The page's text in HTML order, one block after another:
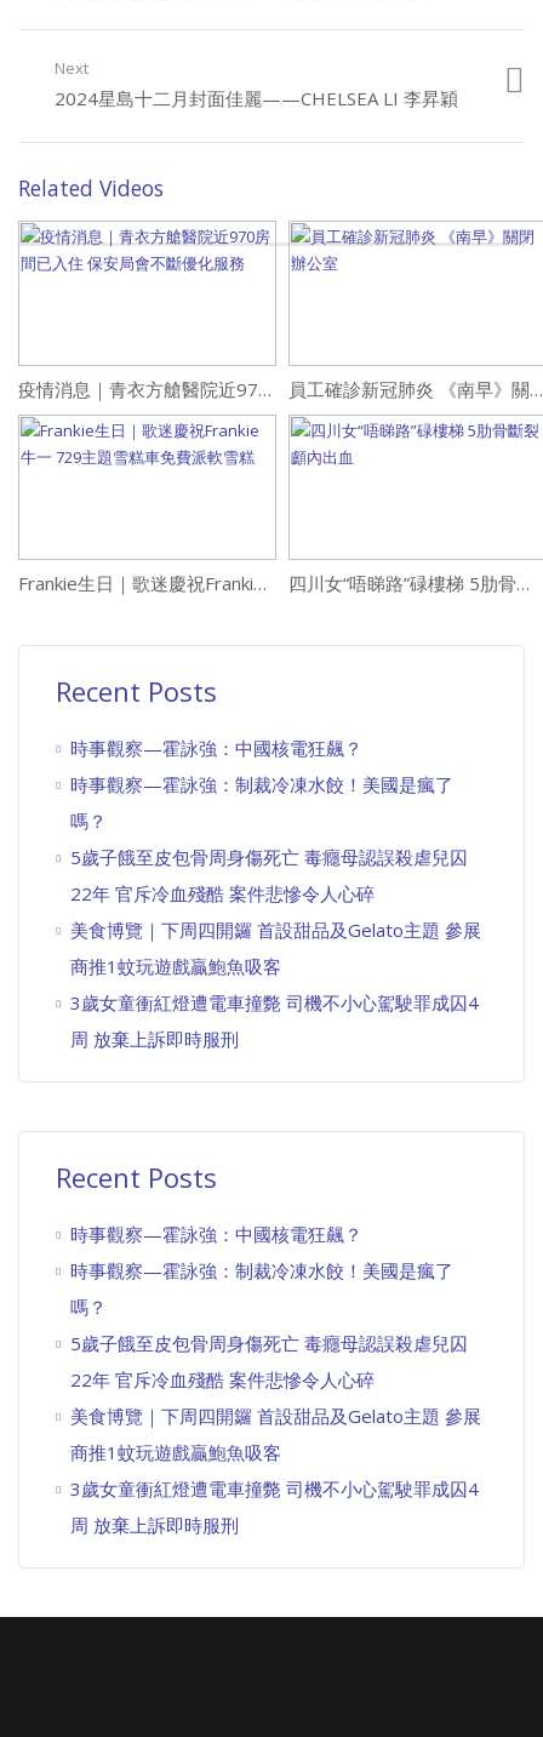
Next
2024星島十二月封面佳麗——CHELSEA LI 李昇穎
Related Videos
疫情消息｜青衣方艙醫院近970房間已入住 保安局會不斷優化服務 員工確診新冠肺炎 《南早》關閉辦公室
Frankie生日｜歌迷慶祝Frankie牛一 729主題雪糕車免費派軟雪糕 四川女“唔睇路”碌樓梯 5肋骨斷裂顱內出血
Recent Posts
時事觀察—霍詠強：中國核電狂飆？
時事觀察—霍詠強：制裁冷凍水餃！美國是瘋了
嗎？
5歲子餓至皮包骨周身傷死亡 毒癮母認誤殺虐兒囚
22年 官斥冷血殘酷 案件悲慘令人心碎
美食博覽｜下周四開鑼 首設甜品及Gelato主題 參展
商推1蚊玩遊戲贏鮑魚吸客
3歲女童衝紅燈遭電車撞斃 司機不小心駕駛罪成囚4
周 放棄上訴即時服刑
Recent Posts
時事觀察—霍詠強：中國核電狂飆？
時事觀察—霍詠強：制裁冷凍水餃！美國是瘋了
嗎？
5歲子餓至皮包骨周身傷死亡 毒癮母認誤殺虐兒囚
22年 官斥冷血殘酷 案件悲慘令人心碎
美食博覽｜下周四開鑼 首設甜品及Gelato主題 參展
商推1蚊玩遊戲贏鮑魚吸客
3歲女童衝紅燈遭電車撞斃 司機不小心駕駛罪成囚4
周 放棄上訴即時服刑